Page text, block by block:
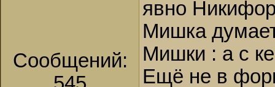
Сообщений:
явно
Мишка
Мишки : а с
Ещё не в